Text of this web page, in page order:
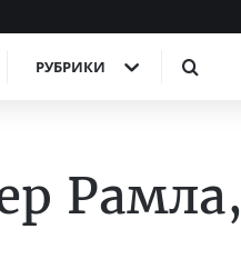
РУБРИКИ
Рамла,